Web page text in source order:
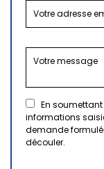
En
informations
demande
découler.